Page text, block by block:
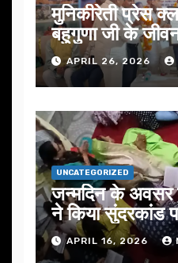
मुनिकीरेती प्रेस
बहुगुणा जी के
जोरAPRIL 26, 2026
UNCATEGORIZED
जन्मदिन के अवसर
ने किया सुंदरकांड
APRIL 16, 2026